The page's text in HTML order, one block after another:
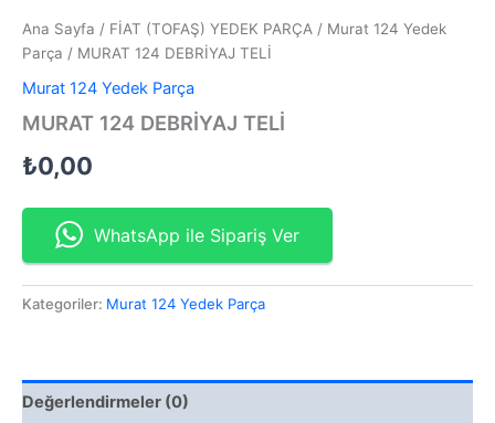
Ana Sayfa / FİAT (TOFAŞ) YEDEK PARÇA / Murat 124 Yedek
Parça / MURAT 124 DEBRİYAJ TELİ
Murat 124 Yedek Parça
MURAT 124 DEBRİYAJ TELİ
₺0,00
WhatsApp ile Sipariş Ver
Kategoriler: Murat 124 Yedek Parça
Değerlendirmeler (0)